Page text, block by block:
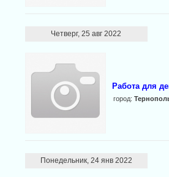
Четверг, 25 авг 2022
Работа для
город:
Понедельник, 24 янв 2022